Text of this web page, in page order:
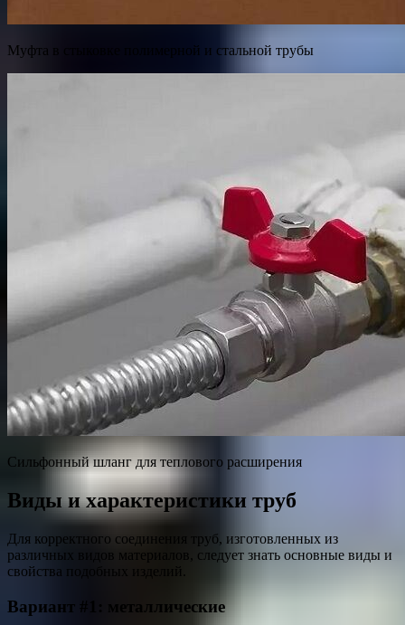
Муфта в стыковке полимерной и стальной трубы
Сильфонный шланг для теплового расширения
Виды и характеристики труб
Для корректного соединения труб, изготовленных из
различных видов материалов, следует знать основные виды и
свойства подобных изделий.
Вариант #1: металлические